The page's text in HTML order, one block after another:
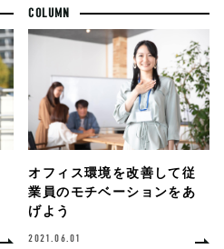
COLUMN
オフィス環境を改善して従
業員のモチベーションをあ
げよう
2021.06.01